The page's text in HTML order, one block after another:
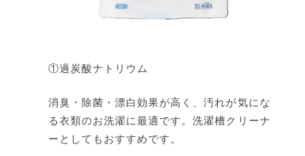
①過炭酸ナトリウム
消臭・除菌・漂白効果が高く、汚れが気にな
る衣類のお洗濯に最適です。洗濯槽クリーナ
ーとしてもおすすめです。